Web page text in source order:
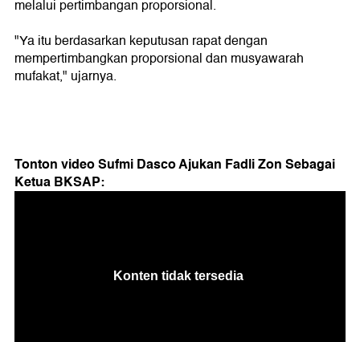
melalui pertimbangan proporsional.
"Ya itu berdasarkan keputusan rapat dengan
mempertimbangkan proporsional dan musyawarah
mufakat," ujarnya.
Tonton video Sufmi Dasco Ajukan Fadli Zon Sebagai
Ketua BKSAP: